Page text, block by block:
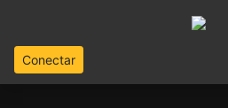
Conectar